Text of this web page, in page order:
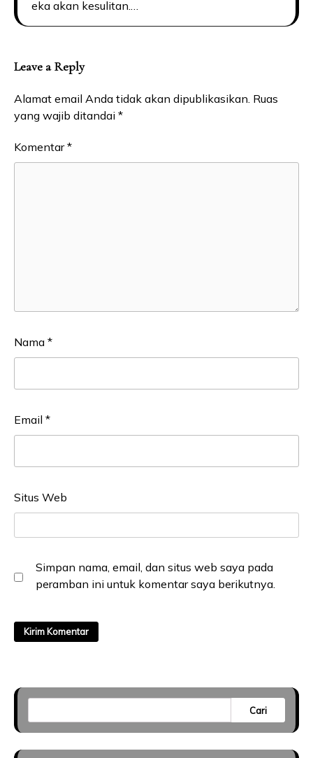
eka akan kesulitan.…
Leave a Reply
Alamat email Anda tidak akan dipublikasikan. Ruas
yang wajib ditandai *
Komentar*
Nama *
Email *
Situs Web
Simpan nama, email, dan situs web saya pada
peramban ini untuk komentar saya berikutnya.
Cari